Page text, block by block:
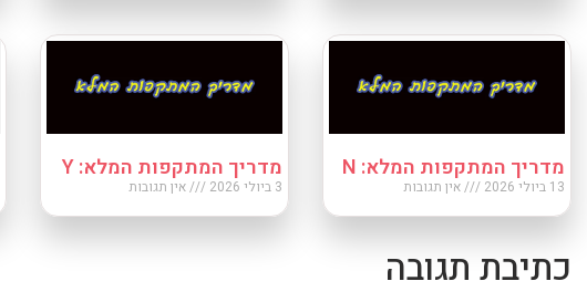
מדריך המתקפות המלא: N
13 ביולי 2026 אין תגובות
מדריך המתקפות המלא: Y
3 ביולי 2026 אין תגובות
כתיבת תגובה